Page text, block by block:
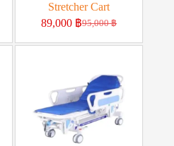
Stretcher Cart
95,000฿
89,000 ฿